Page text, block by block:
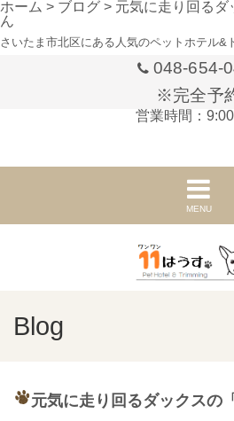
ホーム > ブログ > 元気に走り回るダ
ん
さいたま市北区にある人気のペットホテル&
048-654-
※完全予
営業時間：
MENU
Blog
元気に走り回るダックスの